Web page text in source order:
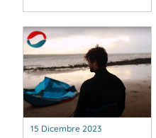
15 Dicembre 2023